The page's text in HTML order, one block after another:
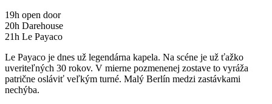
19h open door
20h Darehouse
21h Le Payaco
Le Payaco je dnes už legendárna kapela. Na scéne je už ťažko
uveriteľných 30 rokov. V mierne pozmenenej zostave to vyráža
patrične osláviť veľkým turné. Malý Berlín medzi zastávkami
nechýba.